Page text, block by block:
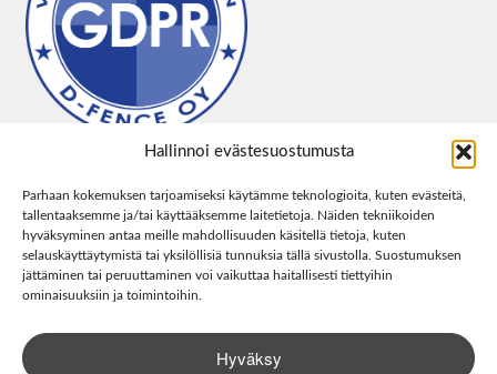
Hallinnoi evästesuostumusta
Parhaan kokemuksen tarjoamiseksi käytämme teknologioita, kuten evästeitä,
tallentaaksemme ja/tai käyttääksemme laitetietoja. Näiden tekniikoiden
hyväksyminen antaa meille mahdollisuuden käsitellä tietoja, kuten
selauskäyttäytymistä tai yksilöllisiä tunnuksia tällä sivustolla. Suostumuksen
jättäminen tai peruuttaminen voi vaikuttaa haitallisesti tiettyihin
ominaisuuksiin ja toimintoihin.
Hyväksy